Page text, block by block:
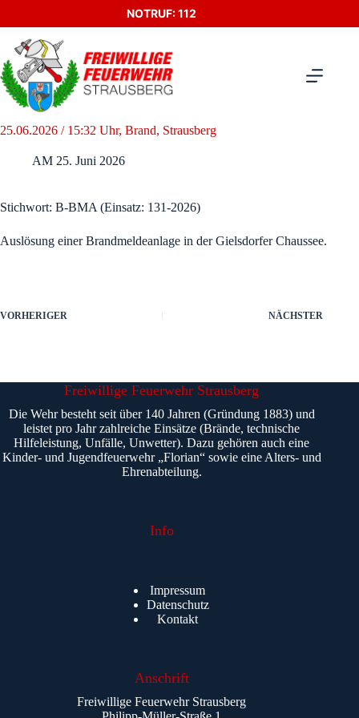
NOTRUF: 112
25.06.2026 / 15:32 Uhr, Brand, Strausberg
AM 25. Juni 2026
Stichwort: B-BMA (Einsatz: 131-2026)
Auslösung einer Brandmeldeanlage in der Gielsdorfer Chaussee.
VORHERIGER NÄCHSTER
Freiwillige Feuerwehr Strausberg
Die Wehr besteht seit über 140 Jahren (Gründung 1883) und
leistet pro Jahr zahlreiche Einsätze (Brände, technische
Hilfeleistung, Unfälle, Unwetter). Dazu gehören auch eine
Kinder- und Jugendfeuerwehr „Florian“ sowie eine Alters- und
Ehrenabteilung.
Info
Impressum
Datenschutz
Kontakt
Anschrift
Freiwillige Feuerwehr Strausberg